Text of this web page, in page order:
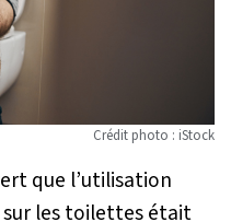
Crédit photo : iStock
que l’utilisation
sur les toilettes était